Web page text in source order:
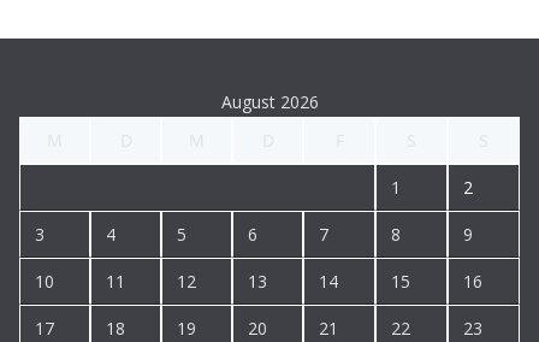
August 2026
1 2
3 4 5 6 7 8 9
10 11 12 13 14 15 16
17 18 19 20 21 22 23